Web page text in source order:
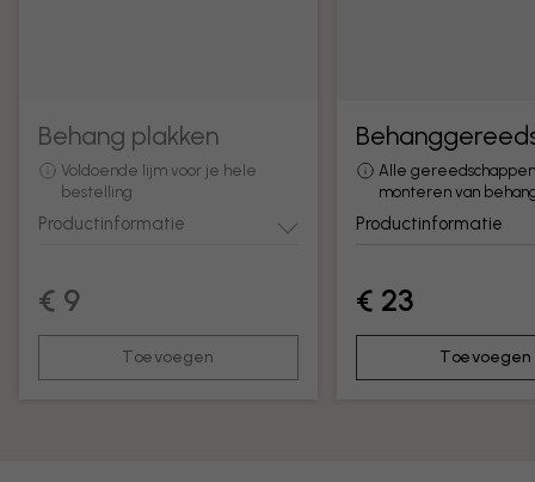
Behang plakken
Voldoende lijm voor je hele
bestelling
Productinformatie
€ 9
Toevoegen
Alle
monteren van
Productinformatie
€ 23
Toevoegen